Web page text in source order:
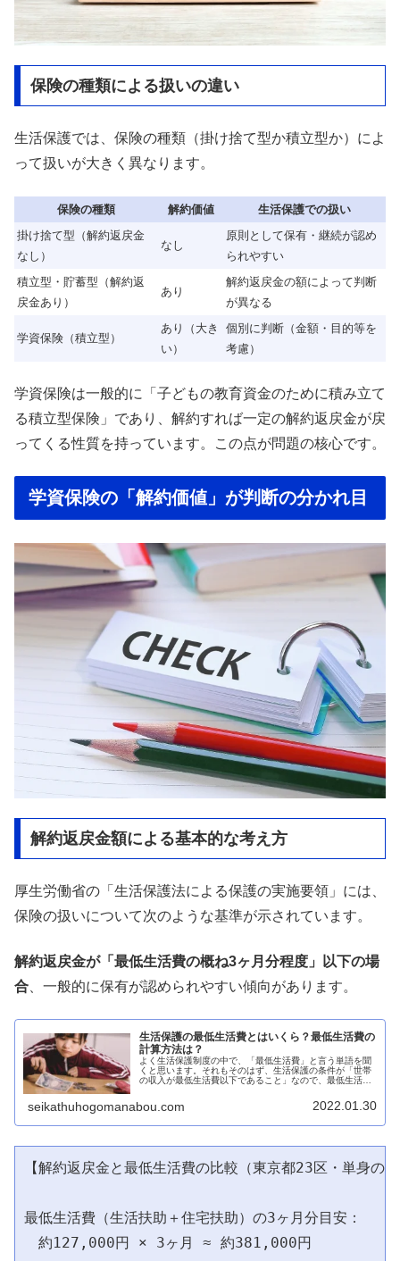
保険の種類による扱いの違い
生活保護では、保険の種類（掛け捨て型か積立型か）によ
って扱いが大きく異なります。
保険の種類 解約価値
生活保護での扱い
掛け捨て型（解約返戻金
なし）
なし
原則として保有・継続が認め
られやすい
積立型・貯蓄型（解約返
戻金あり）
あり
解約返戻金の額によって判断
が異なる
学資保険（積立型）
あり（大き
い）
個別に判断（金額・目的等を
考慮）
学資保険は一般的に「子どもの教育資金のために積み立て
る積立型保険」であり、解約すれば一定の解約返戻金が戻
ってくる性質を持っています。この点が問題の核心です。
学資保険の「解約価値」が判断の分かれ目
解約返戻金額による基本的な考え方
厚生労働省の「生活保護法による保護の実施要領」には、
保険の扱いについて次のような基準が示されています。
解約返戻金が「最低生活費の概ね3ヶ月分程度」以下の場
合 、一般的に保有が認められやすい傾向があります。
生活保護の最低生活費とはいくら？最低生活費の
計算方法は？
よく生活保護制度の中で、「最低生活費」と言う単語を聞
くと思います。それもそのはず、生活保護の条件が「世帯
の収入が最低生活費以下であること」なので、最低生活費
seikathuhogomanabou.com 2022.01.30
【解約返戻金と最低生活費の比較（東京都23区・単身の
最低生活費（生活扶助＋住宅扶助）の3ヶ月分目安：
約127,000円 × 3ヶ月 ≈ 約381,000円